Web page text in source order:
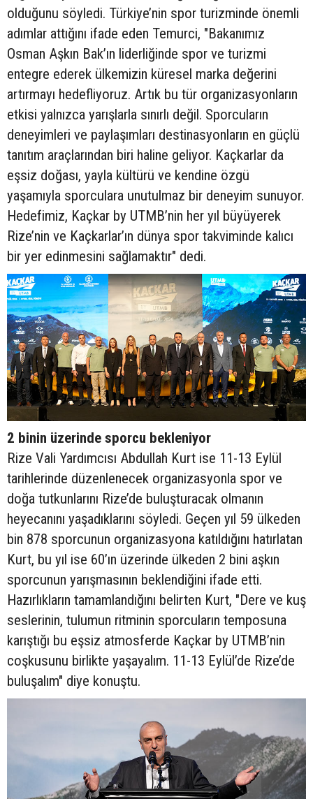
olduğunu söyledi. Türkiye’nin spor turizminde önemli
adımlar attığını ifade eden Temurci, "Bakanımız
Osman Aşkın Bak’ın liderliğinde spor ve turizmi
entegre ederek ülkemizin küresel marka değerini
artırmayı hedefliyoruz. Artık bu tür organizasyonların
etkisi yalnızca yarışlarla sınırlı değil. Sporcuların
deneyimleri ve paylaşımları destinasyonların en güçlü
tanıtım araçlarından biri haline geliyor. Kaçkarlar da
eşsiz doğası, yayla kültürü ve kendine özgü
yaşamıyla sporculara unutulmaz bir deneyim sunuyor.
Hedefimiz, Kaçkar by UTMB’nin her yıl büyüyerek
Rize’nin ve Kaçkarlar’ın dünya spor takviminde kalıcı
bir yer edinmesini sağlamaktır" dedi.
2 binin üzerinde sporcu bekleniyor
Rize Vali Yardımcısı Abdullah Kurt ise 11-13 Eylül
tarihlerinde düzenlenecek organizasyonla spor ve
doğa tutkunlarını Rize’de buluşturacak olmanın
heyecanını yaşadıklarını söyledi. Geçen yıl 59 ülkeden
bin 878 sporcunun organizasyona katıldığını hatırlatan
Kurt, bu yıl ise 60’ın üzerinde ülkeden 2 bini aşkın
sporcunun yarışmasının beklendiğini ifade etti.
Hazırlıkların tamamlandığını belirten Kurt, "Dere ve kuş
seslerinin, tulumun ritminin sporcuların temposuna
karıştığı bu eşsiz atmosferde Kaçkar by UTMB’nin
coşkusunu birlikte yaşayalım. 11-13 Eylül’de Rize’de
buluşalım" diye konuştu.